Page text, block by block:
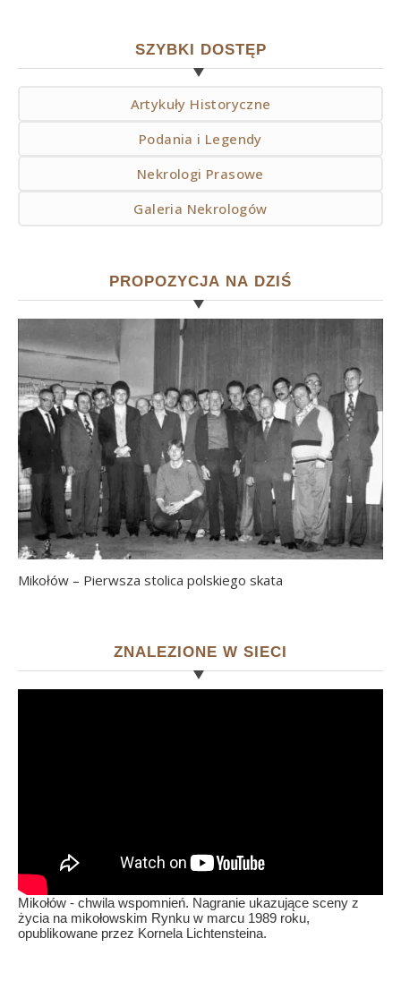
SZYBKI DOSTĘP
Artykuły Historyczne
Podania i Legendy
Nekrologi Prasowe
Galeria Nekrologów
PROPOZYCJA NA DZIŚ
Mikołów – Pierwsza stolica polskiego skata
ZNALEZIONE W SIECI
Mikołów - chwila wspomnień. Nagranie ukazujące sceny z
życia na mikołowskim Rynku w marcu 1989 roku,
opublikowane przez Kornela Lichtensteina.